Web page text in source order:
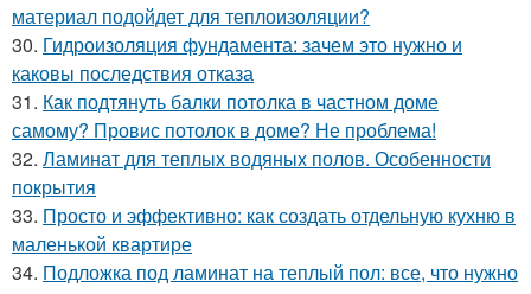
материал подойдет для теплоизоляции?
30. Гидроизоляция фундамента: зачем это нужно и
каковы последствия отказа
31. Как подтянуть балки потолка в частном доме
самому? Провис потолок в доме? Не проблема!
32. Ламинат для теплых водяных полов. Особенности
покрытия
33. Просто и эффективно: как создать отдельную кухню в
маленькой квартире
34. Подложка под ламинат на теплый пол: все, что нужно